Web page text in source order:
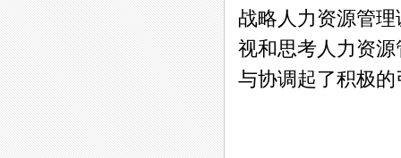
战略人力资源管
视和思考人力资
与协调起了积极的